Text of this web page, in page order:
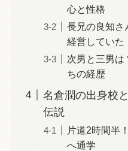
心と性格
長兄の良知さ
経営していた
次男と三男は
ちの経歴
名倉潤の出身校
伝説
片道2時間半
へ通学